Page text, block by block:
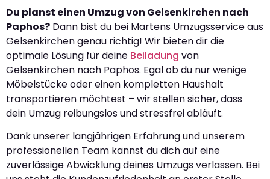
Du planst einen Umzug von Gelsenkirchen nach
Paphos? Dann bist du bei Martens Umzugsservice aus
Gelsenkirchen genau richtig! Wir bieten dir die
optimale Lösung für deine Beiladung von
Gelsenkirchen nach Paphos. Egal ob du nur wenige
Möbelstücke oder einen kompletten Haushalt
transportieren möchtest – wir stellen sicher, dass
dein Umzug reibungslos und stressfrei abläuft.
Dank unserer langjährigen Erfahrung und unserem
professionellen Team kannst du dich auf eine
zuverlässige Abwicklung deines Umzugs verlassen. Bei